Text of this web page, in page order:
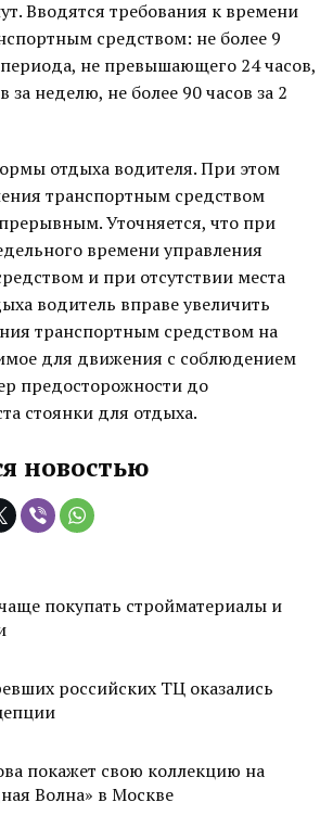
Вводятся требования к времени
средством: не более 9
периода, не превышающего 24 часов,
за неделю, не более 90 часов за 2
отдыха водителя. При этом
транспортным средством
Уточняется, что при
времени управления
и при отсутствии места
водитель вправе увеличить
транспортным средством на
для движения с соблюдением
предосторожности до
стоянки для отдыха.
новостью
покупать стройматериалы и
российских ТЦ оказались
покажет свою коллекцию на
Волна» в Москве